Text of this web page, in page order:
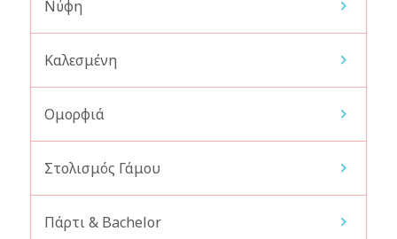
Νύφη
Καλεσμένη
Ομορφιά
Στολισμός Γάμου
Πάρτι & Bachelor